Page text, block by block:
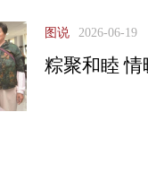
图说 2026-06-19
粽聚和睦 情